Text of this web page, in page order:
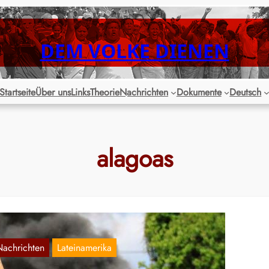
DEM VOLKE DIENEN
StartseiteÜber unsLinksTheorieNachrichten Dokumente Deutsch
alagoas
Lateinamerika